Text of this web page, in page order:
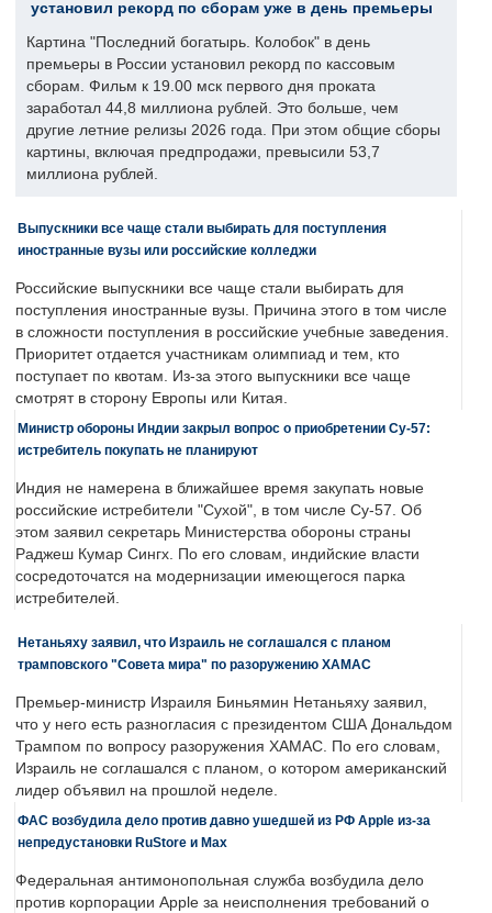
установил рекорд по сборам уже в день премьеры
Картина "Последний богатырь. Колобок" в день
премьеры в России установил рекорд по кассовым
сборам. Фильм к 19.00 мск первого дня проката
заработал 44,8 миллиона рублей. Это больше, чем
другие летние релизы 2026 года. При этом общие сборы
картины, включая предпродажи, превысили 53,7
миллиона рублей.
Выпускники все чаще стали выбирать для поступления
иностранные вузы или российские колледжи
Российские выпускники все чаще стали выбирать для
поступления иностранные вузы. Причина этого в том числе
в сложности поступления в российские учебные заведения.
Приоритет отдается участникам олимпиад и тем, кто
поступает по квотам. Из-за этого выпускники все чаще
смотрят в сторону Европы или Китая.
Министр обороны Индии закрыл вопрос о приобретении Су-57:
истребитель покупать не планируют
Индия не намерена в ближайшее время закупать новые
российские истребители "Сухой", в том числе Су-57. Об
этом заявил секретарь Министерства обороны страны
Раджеш Кумар Сингх. По его словам, индийские власти
сосредоточатся на модернизации имеющегося парка
истребителей.
Нетаньяху заявил, что Израиль не соглашался с планом
трамповского "Совета мира" по разоружению ХАМАС
Премьер-министр Израиля Биньямин Нетаньяху заявил,
что у него есть разногласия с президентом США Дональдом
Трампом по вопросу разоружения ХАМАС. По его словам,
Израиль не соглашался с планом, о котором американский
лидер объявил на прошлой неделе.
ФАС возбудила дело против давно ушедшей из РФ Apple из-за
непредустановки RuStore и Max
Федеральная антимонопольная служба возбудила дело
против корпорации Apple за неисполнения требований о